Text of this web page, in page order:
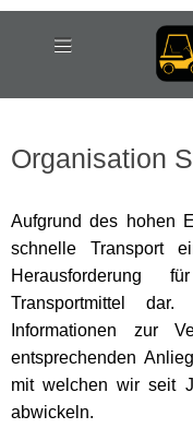
Organisation
Aufgrund des hohen
schnelle Transport
Transportmittel
Informationen zur
entsprechenden
mit welchen wir seit
abwickeln.